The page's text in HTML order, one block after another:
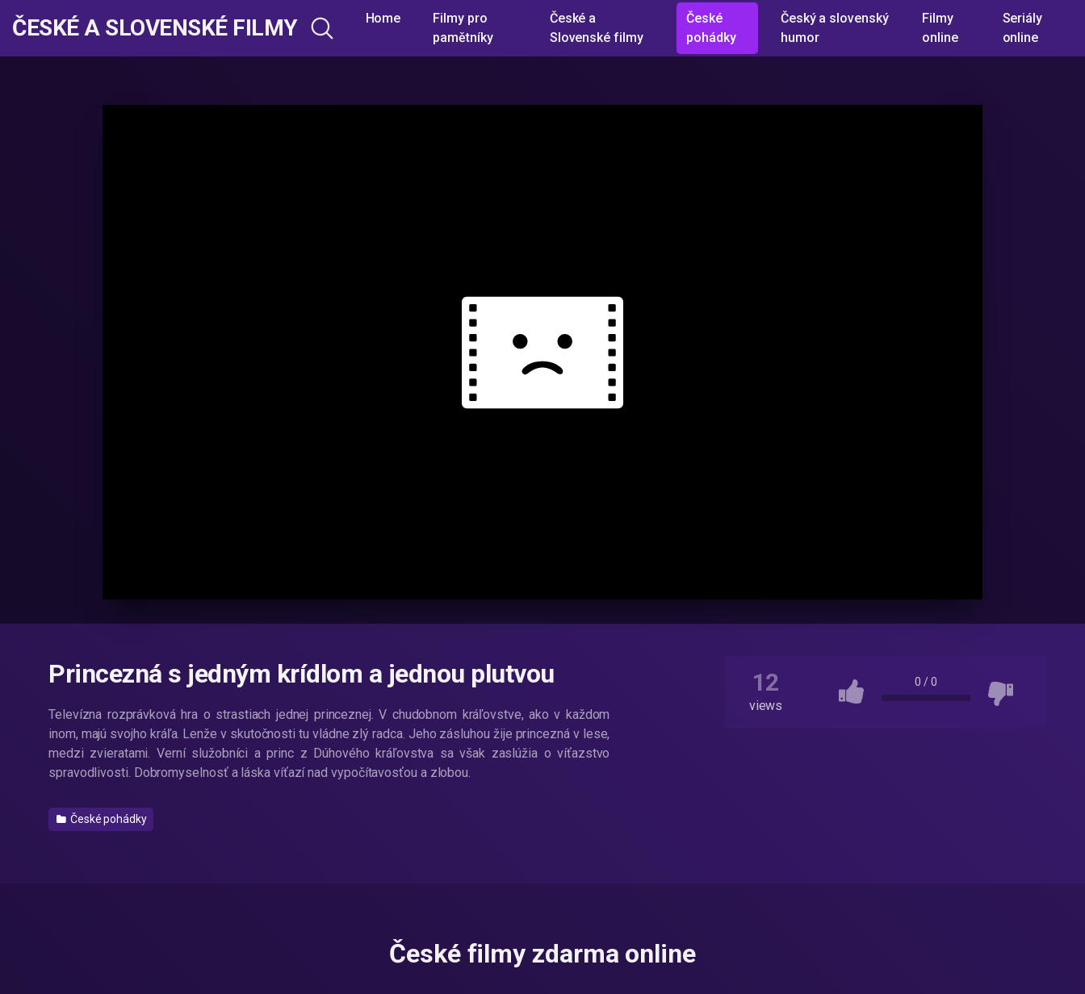
ČESKÉ A SLOVENSKÉ FILMY Home
Filmy pro
pamětníky
České a
Slovenské filmy
České
pohádky
Český a slovenský
humor
Filmy
online
Seriály
online
Princezná s jedným krídlom a jednou plutvou
Televízna rozprávková hra o strastiach jednej princeznej. V chudobnom kráľovstve, ako v každom
inom, majú svojho kráľa. Lenže v skutočnosti tu vládne zlý radca. Jeho zásluhou žije princezná v lese,
medzi zvieratami. Verní služobníci a princ z Dúhového kráľovstva sa však zaslúžia o víťazstvo
spravodlivosti. Dobromyselnosť a láska víťazí nad vypočítavosťou a zlobou.
České pohádky
12
views
0 /0
České filmy zdarma online